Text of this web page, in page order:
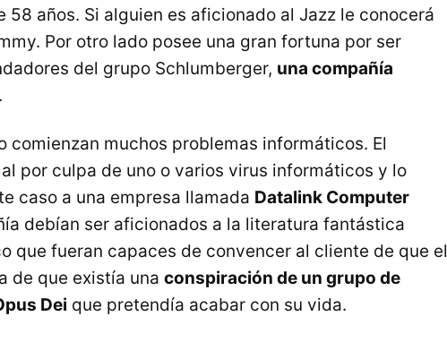
58 años. Si alguien es aficionado al Jazz le conocerá
Por otro lado posee una gran fortuna por ser
del grupo Schlumberger, una compañía
.
comienzan muchos problemas informáticos. El
por culpa de uno o varios virus informáticos y lo
caso a una empresa llamada Datalink Computer
debían ser aficionados a la literatura fantástica
que fueran capaces de convencer al cliente de que el
de que existía una conspiración de un grupo de
Dei que pretendía acabar con su vida.